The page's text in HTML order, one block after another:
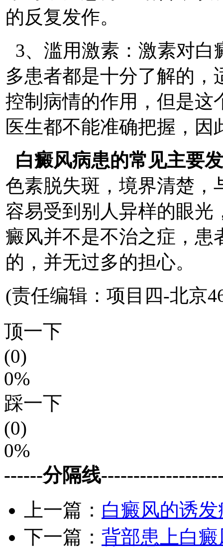
的反复发作。
3、滥用激素：激素对
多患者都是十分了解的
控制病情的作用，但是这
医生都不能准确把握，
白癜风病患的常见主要
色素脱失斑，境界清楚，
容易受到别人异样的眼光
癜风并不是不治之症，患
的，并无过多的担心。
(责任编辑：项目四-北京
顶一下
(0)
0%
踩一下
(0)
0%
------分隔线
上一篇： 白癜风的诱
下一篇： 背部患上白